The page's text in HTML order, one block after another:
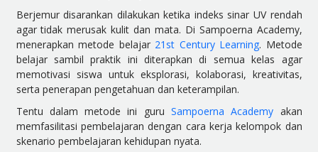
Berjemur disarankan dilakukan ketika indeks sinar UV rendah
agar tidak merusak kulit dan mata. Di Sampoerna Academy,
menerapkan metode belajar 21st Century Learning. Metode
belajar sambil praktik ini diterapkan di semua kelas agar
memotivasi siswa untuk eksplorasi, kolaborasi, kreativitas,
serta penerapan pengetahuan dan keterampilan.
Tentu dalam metode ini guru Sampoerna Academy akan
memfasilitasi pembelajaran dengan cara kerja kelompok dan
skenario pembelajaran kehidupan nyata.